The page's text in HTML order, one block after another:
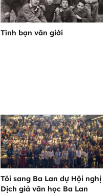
Tình bạn văn giới
Tôi sang Ba Lan dự Hội nghị
Dịch giả văn học Ba Lan